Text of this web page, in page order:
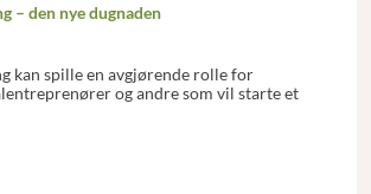
– den nye dugnaden
kan spille en avgjørende rolle for
og andre som vil starte et